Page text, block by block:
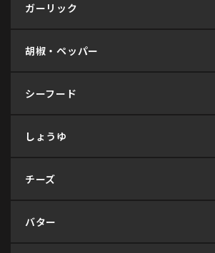
ガーリック
胡椒・ペッパー
シーフード
しょうゆ
チーズ
バター